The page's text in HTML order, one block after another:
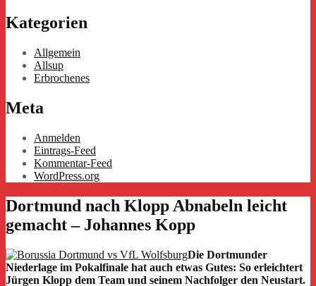
Kategorien
Allgemein
Allsup
Erbrochenes
Meta
Anmelden
Eintrags-Feed
Kommentar-Feed
WordPress.org
Dortmund nach Klopp Abnabeln leicht
gemacht – Johannes Kopp
Die Dortmunder
Niederlage im Pokalfinale hat auch etwas Gutes: So erleichtert
Jürgen Klopp dem Team und seinem Nachfolger den Neustart.